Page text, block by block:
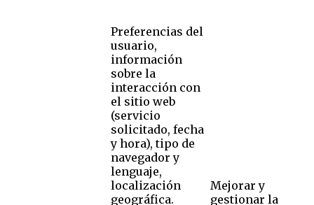
Preferencias del
usuario,
información
sobre la
interacción con
el sitio web
(servicio
solicitado, fecha
y hora), tipo de
navegador y
lenguaje,
localización
geográfica.
Mejorar y
gestionar la